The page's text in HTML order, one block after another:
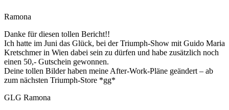
Ramona
Danke für diesen tollen Bericht!!
Ich hatte im Juni das Glück, bei der Triumph-Show mit Guido Maria
Kretschmer in Wien dabei sein zu dürfen und habe zusätzlich noch
einen 50,- Gutschein gewonnen.
Deine tollen Bilder haben meine After-Work-Pläne geändert – ab
zum nächsten Triumph-Store *gg*
GLG Ramona